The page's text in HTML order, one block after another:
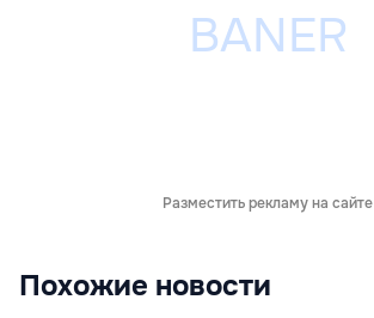
Разместить рекламу на сайте
Похожие новости